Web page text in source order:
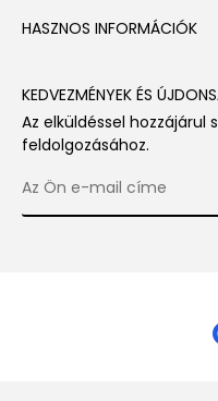
HASZNOS INFORMÁCIÓK
KEDVEZMÉNYEK ÉS
Az elküldéssel hozzájárul
feldolgozásához.